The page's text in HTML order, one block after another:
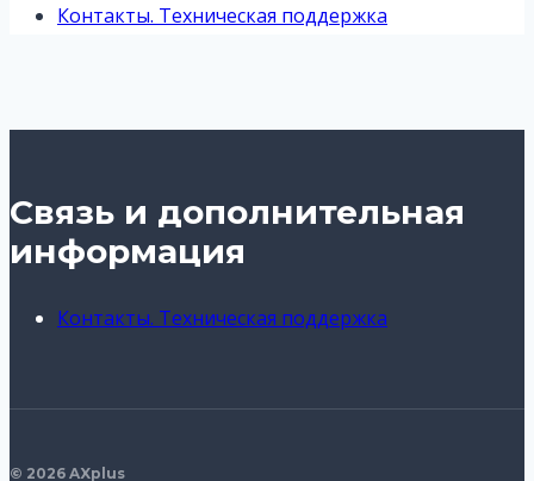
Контакты. Техническая поддержка
Связь и дополнительная
информация
Контакты. Техническая поддержка
© 2026 AXplus